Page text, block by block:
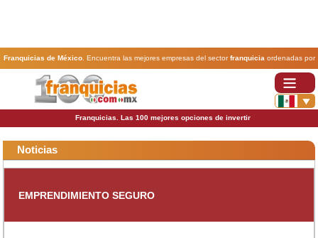
Franquicias de México. Encuentra las mejores empresas del sectorfranquicia ordenadas por
actividad. En www.100franquicias.com.mx encontrarás las más rentables, baratas y
Franquicias. Las 100 mejores opciones de invertir
Noticias
EMPRENDIMIENTO SEGURO